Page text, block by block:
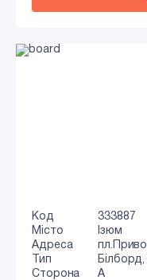
Код
333887
Місто
Ізюм
Адреса
Тип
Білборд,
Сторона
A